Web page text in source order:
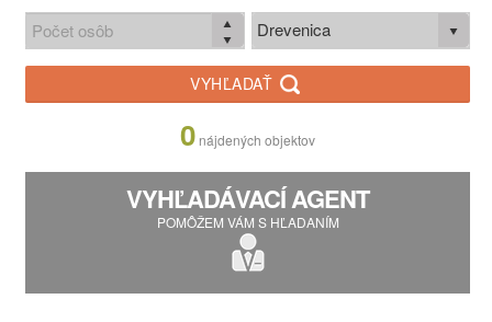
Drevenica
VYHĽADAŤ
0 nájdených objektov
VYHĽADÁVACÍ AGENT
POMÔŽEM VÁM S HĽADANÍM